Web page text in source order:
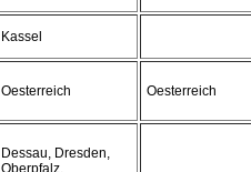
Kassel
Oesterreich Oesterreich
Dessau, Dresden,
Oberpfalz,